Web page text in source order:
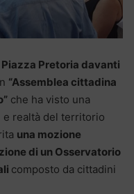
Piazza Pretoria davanti
“Assemblea cittadina
che ha visto una
realtà del territorio
una mozione
di un Osservatorio
composto da cittadini